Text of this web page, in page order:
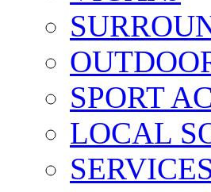
SPORT
LOCAL